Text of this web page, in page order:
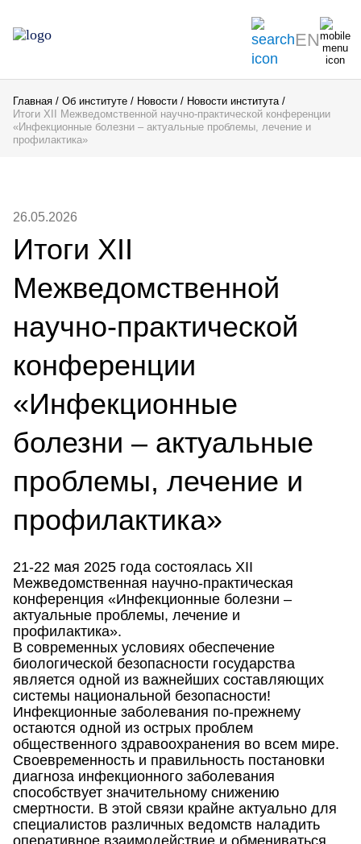
EN
Главная Об институте Новости
Новости института
Итоги XII Межведомственной научно-практической конференции
«Инфекционные болезни – актуальные проблемы, лечение и
профилактика»
26.05.2026
Итоги XII
Межведомственной
научно-практической
конференции
«Инфекционные
болезни – актуальные
проблемы, лечение и
профилактика»
21-22 мая 2025 года состоялась XII
Межведомственная научно-практическая
конференция «Инфекционные болезни –
актуальные проблемы, лечение и
профилактика».
В современных условиях обеспечение
биологической безопасности государства
является одной из важнейших составляющих
системы национальной безопасности!
Инфекционные заболевания по-прежнему
остаются одной из острых проблем
общественного здравоохранения во всем мире.
Своевременность и правильность постановки
диагноза инфекционного заболевания
способствует значительному снижению
смертности. В этой связи крайне актуально для
специалистов различных ведомств наладить
оперативное взаимодействие и обмениваться